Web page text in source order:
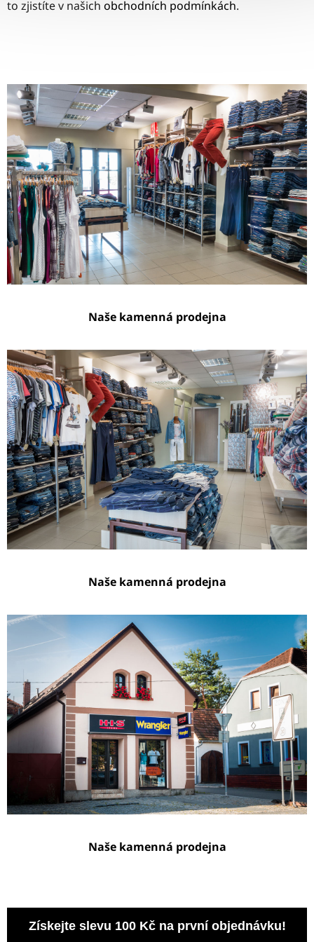
to zjistíte v našich obchodních podmínkách.
Naše kamenná prodejna
Naše kamenná prodejna
Naše kamenná prodejna
Získejte slevu 100 Kč na první objednávku!